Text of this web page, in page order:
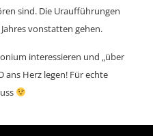
sind. Die Uraufführungen
vonstatten gehen.
interessieren und „über
ans Herz legen! Für echte